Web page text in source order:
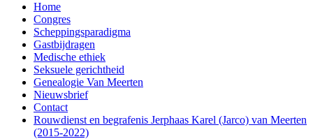
Home
Congres
Scheppingsparadigma
Gastbijdragen
Medische ethiek
Seksuele gerichtheid
Genealogie Van Meerten
Nieuwsbrief
Contact
Rouwdienst en begrafenis Jerphaas Karel (Jarco) van Meerten
(2015-2022)